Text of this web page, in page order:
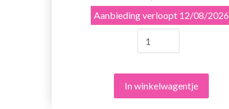
Aanbieding verloopt 12/08/2026
In winkelwagentje